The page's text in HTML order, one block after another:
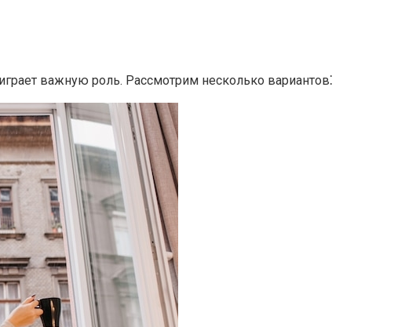
важную роль. Рассмотрим несколько вариантов⁚